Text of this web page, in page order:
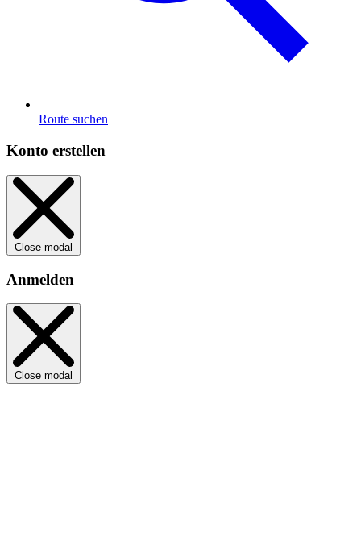
Route suchen
Konto erstellen
Close modal
Anmelden
Close modal